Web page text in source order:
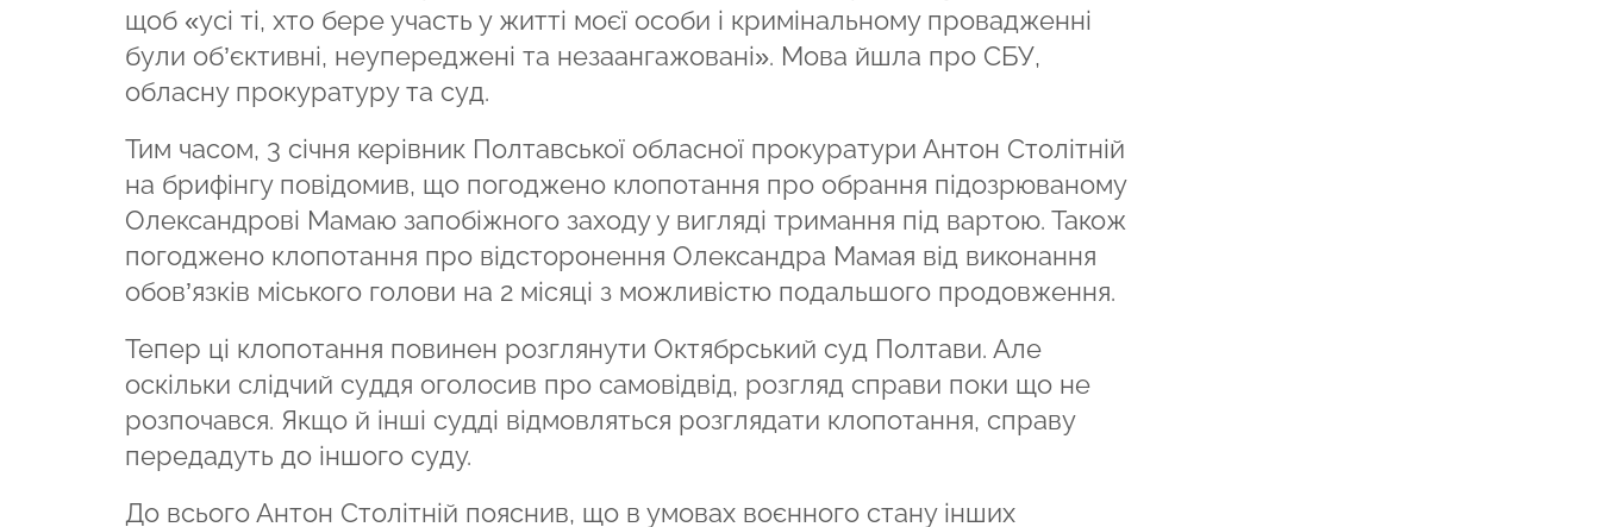
щоб «усі ті, хто бере участь у житті моєї особи і кримінальному провадженні
були об’єктивні, неупереджені та незаангажовані». Мова йшла про СБУ,
обласну прокуратуру та суд.
Тим часом, 3 січня керівник Полтавської обласної прокуратури Антон Столітній
на брифінгу повідомив, що погоджено клопотання про обрання підозрюваному
Олександрові Мамаю запобіжного заходу у вигляді тримання під вартою. Також
погоджено клопотання про відсторонення Олександра Мамая від виконання
обов’язків міського голови на 2 місяці з можливістю подальшого продовження.
Тепер ці клопотання повинен розглянути Октябрський суд Полтави. Але
оскільки слідчий суддя оголосив про самовідвід, розгляд справи поки що не
розпочався. Якщо й інші судді відмовляться розглядати клопотання, справу
передадуть до іншого суду.
До всього Антон Столітній пояснив, що в умовах воєнного стану інших